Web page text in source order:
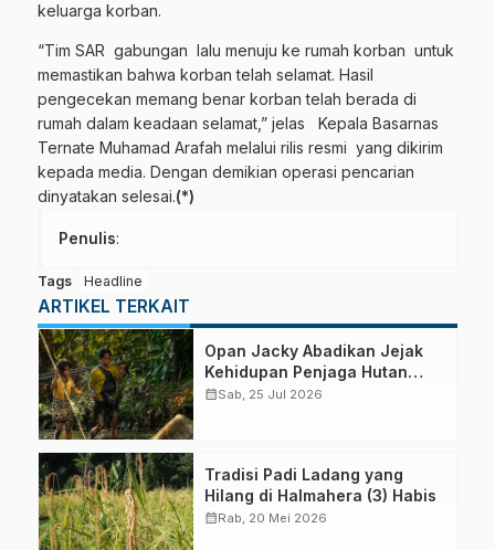
keluarga korban.
“Tim SAR gabungan lalu menuju ke rumah korban untuk
memastikan bahwa korban telah selamat. Hasil
pengecekan memang benar korban telah berada di
rumah dalam keadaan selamat,” jelas Kepala Basarnas
Ternate Muhamad Arafah melalui rilis resmi yang dikirim
kepada media. Dengan demikian operasi pencarian
dinyatakan selesai.(*)
Penulis:
Tags Headline
ARTIKEL TERKAIT
Opan Jacky Abadikan Jejak
Kehidupan Penjaga Hutan
Halmahera
calendar_monthSab, 25 Jul 2026
Tradisi Padi Ladang yang
Hilang di Halmahera (3) Habis
calendar_monthRab, 20 Mei 2026